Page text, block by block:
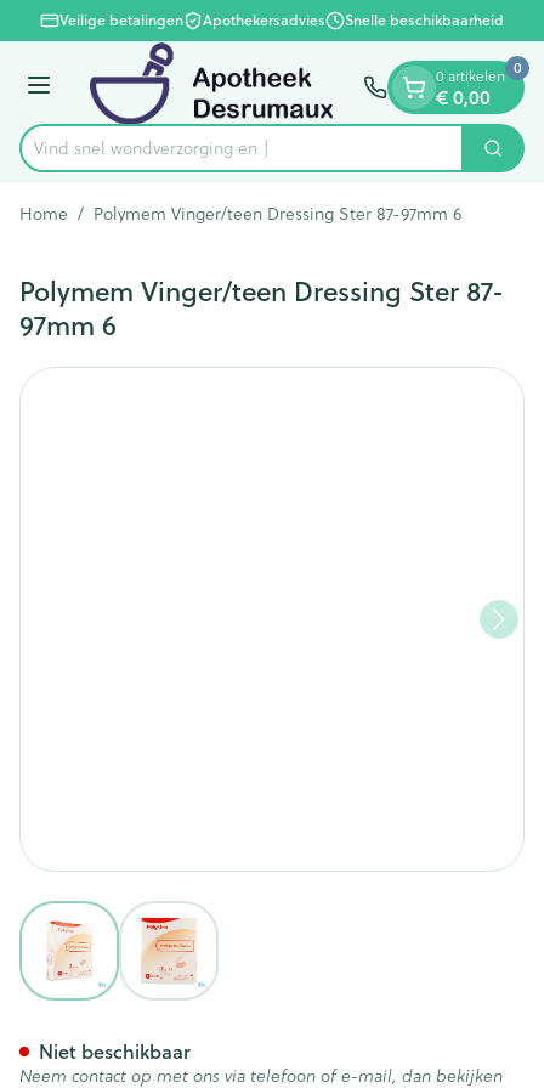
Ga naar de inhoud
1 van 1Veilige betalingen Apothekersadvies Snelle beschikbaarheid
Menu
Product, merk, categorie...
Vind snel wondverzorg Zoek
0 artikelen
€ 0,00
0
Home / Polymem Vinger/teen Dressing Ster 87-97mm 6
Polymem Vinger/teen Dressing Ster 87-
97mm 6
View larger imageView larger image
Niet beschikbaar
Neem contact op met ons via telefoon of e-mail, dan bekijken